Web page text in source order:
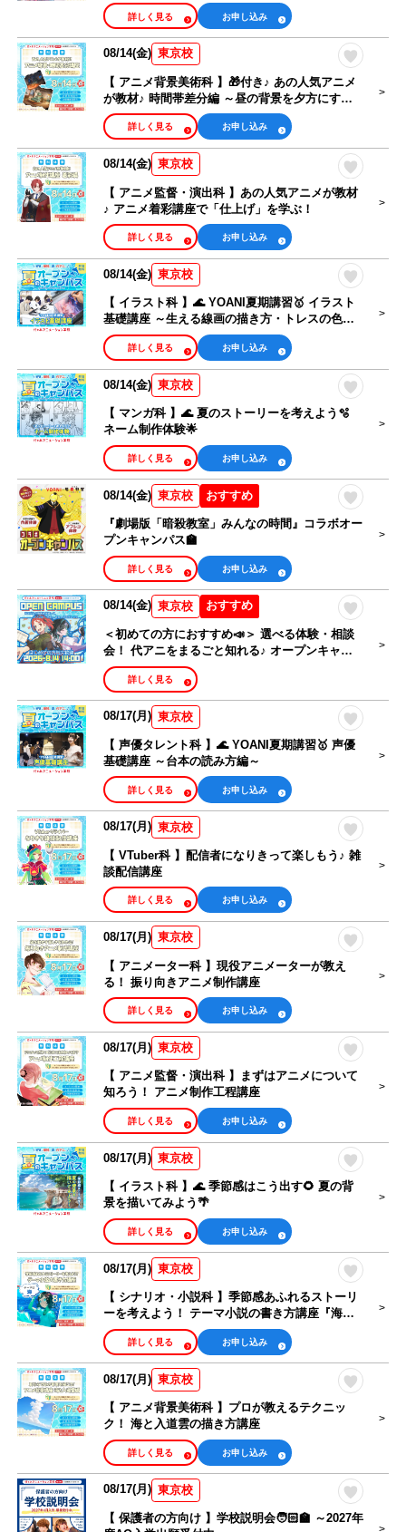
お申し込み
詳しく見る
08/14(金) 東京校
【 アニメ背景美術科 】🎁付き♪ あの人気アニメ
が教材♪ 時間帯差分編 ～昼の背景を夕方にする
テクニック～
お申し込み
詳しく見る
08/14(金) 東京校
【 アニメ監督・演出科 】あの人気アニメが教材
♪ アニメ着彩講座で「仕上げ」を学ぶ！
お申し込み
詳しく見る
08/14(金) 東京校
【 イラスト科 】🌊 YOANI夏期講習🥇 イラスト
基礎講座 ～生える線画の描き方・トレスの色選
び編～
お申し込み
詳しく見る
08/14(金) 東京校
【 マンガ科 】🌊 夏のストーリーを考えよう🫧
ネーム制作体験🌟
お申し込み
詳しく見る
おすすめ
08/14(金) 東京校
『劇場版「暗殺教室」みんなの時間』コラボオー
プンキャンパス🏫
お申し込み
詳しく見る
おすすめ
08/14(金) 東京校
＜初めての方におすすめ📣＞ 選べる体験・相談
会！ 代アニをまるごと知れる♪ オープンキャン
パス🎉
詳しく見る
08/17(月) 東京校
【 声優タレント科 】🌊 YOANI夏期講習🥇 声優
基礎講座 ～台本の読み方編～
お申し込み
詳しく見る
08/17(月) 東京校
【 VTuber科 】配信者になりきって楽しもう♪ 雑
談配信講座
お申し込み
詳しく見る
08/17(月) 東京校
【 アニメーター科 】現役アニメーターが教え
る！ 振り向きアニメ制作講座
お申し込み
詳しく見る
08/17(月) 東京校
【 アニメ監督・演出科 】まずはアニメについて
知ろう！ アニメ制作工程講座
お申し込み
詳しく見る
08/17(月) 東京校
【 イラスト科 】🌊 季節感はこう出す🌻 夏の背
景を描いてみよう🌴
お申し込み
詳しく見る
08/17(月) 東京校
【 シナリオ・小説科 】季節感あふれるストーリ
ーを考えよう！ テーマ小説の書き方講座『海
🌊』
お申し込み
詳しく見る
08/17(月) 東京校
【 アニメ背景美術科 】プロが教えるテクニッ
ク！ 海と入道雲の描き方講座
お申し込み
詳しく見る
08/17(月) 東京校
【 保護者の方向け 】学校説明会🧑🏻‍🏫 ～2027年